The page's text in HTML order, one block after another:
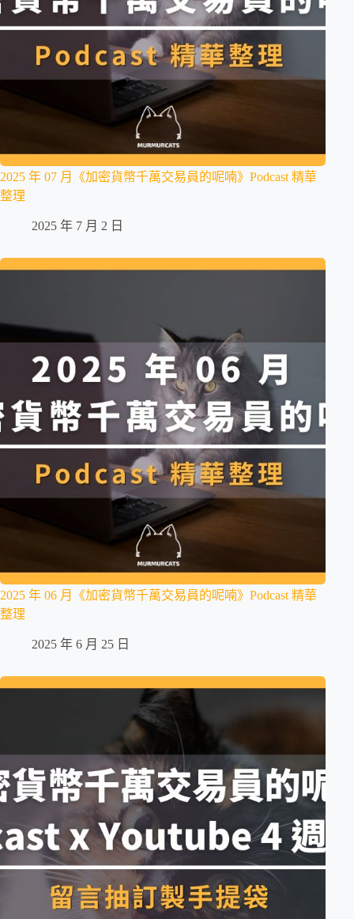
2025 年 07 月《加密貨幣千萬交易員的呢喃》Podcast 精華
整理
2025 年 7 月 2 日
2025 年 06 月《加密貨幣千萬交易員的呢喃》Podcast 精華
整理
2025 年 6 月 25 日